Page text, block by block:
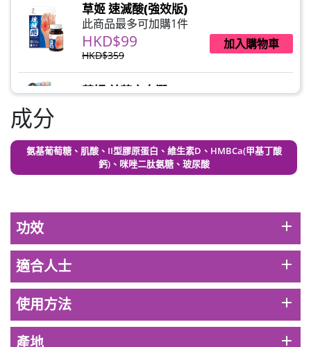
草姬 速滅酸(強效版)
此商品最多可加購1件
HKD$99
HKD$359
加入購物車
草姬 益菌之白潤
草姬 調經緊緻寶(27年2月到期)
此商品最多可加購1件
此商品最多可加購1件
HKD$449
理膚泉 無香大哥大防曬 50ml (2027年4
成分
氨基葡萄糖、肌酸、II型膠原蛋白、維生素D、HMBCa(甲基丁酸
鈣)、咪唑二肽氨糖、玻尿酸
功效 add
適合人士 add
使用方法 add
產地 add